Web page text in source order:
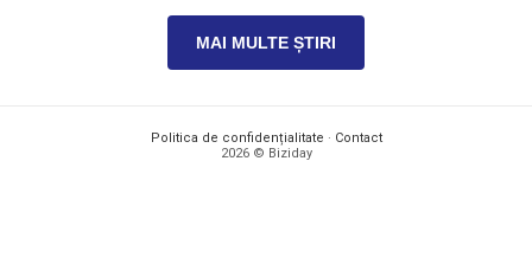
MAI MULTE ȘTIRI
Politica de confidențialitate · Contact
2026 © Biziday